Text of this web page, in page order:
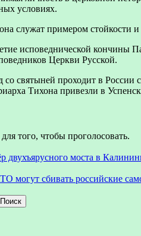
условиях.
служат примером стойкости
исповеднической кончины
Церкви Русской.
святыней проходит в России
Тихона привезли в
для того, чтобы проголосовать.
двухъярусного моста в
могут сбивать российские
Поиск